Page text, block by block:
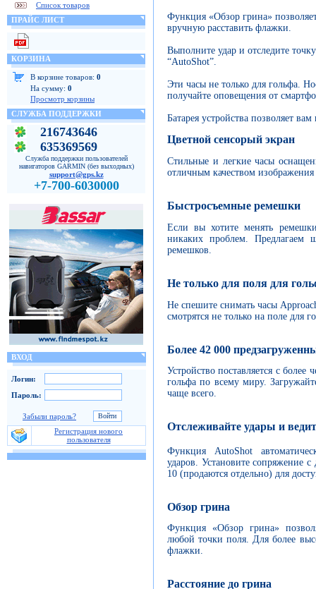
Список товаров
ПРАЙС ЛИСТ
КОРЗИНА
В корзине товаров: 0
На сумму: 0
Просмотр корзины
СЛУЖБА ПОДДЕРЖКИ
216743646
635369569
Служба поддержки пользователей
навигаторов GARMIN (без выходных)
support@gps.kz
+7-700-6030000
ВХОД
Логин:
Пароль:
Забыли пароль?
Регистрация нового
пользователя
Функция «Обзор грина»
вручную расставить флажки.
Выполните удар и отследите
“AutoShot”.
Эти часы не только для гольфа.
получайте оповещения от
Батарея устройства позволяет
Цветной сенсорый экран
Стильные и легкие часы
отличным качеством
Быстросъемные ремешки
Если вы хотите менять
никаких проблем. Предлагаем
ремешков.
Не только для поля для
Не спешите снимать часы
смотрятся не только на поле для
Более 42 000
Устройство поставляется с
гольфа по всему миру.
чаще всего.
Отслеживайте удары и
Функция AutoShot
ударов. Установите сопряжение
10 (продаются отдельно) для
Обзор грина
Функция «Обзор грина»
любой точки поля. Для более
флажки.
Расстояние до грина